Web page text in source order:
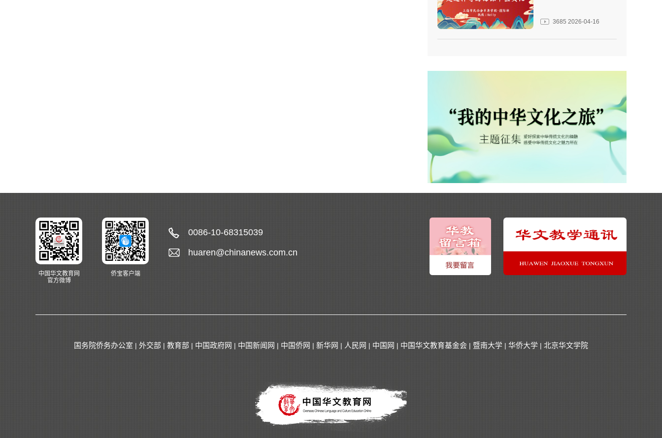
3685 2026-04-16
中国华文教育网
官方微博
侨宝客户端
0086-10-68315039
huaren@chinanews.com.cn
国务院侨务办公室 | 外交部 | 教育部 | 中国政府网 | 中国新闻网 | 中国侨网 | 新华网 | 人民网 | 中国网 | 中国华文教育基金会 | 暨南大学 | 华侨大学 | 北京华文学院